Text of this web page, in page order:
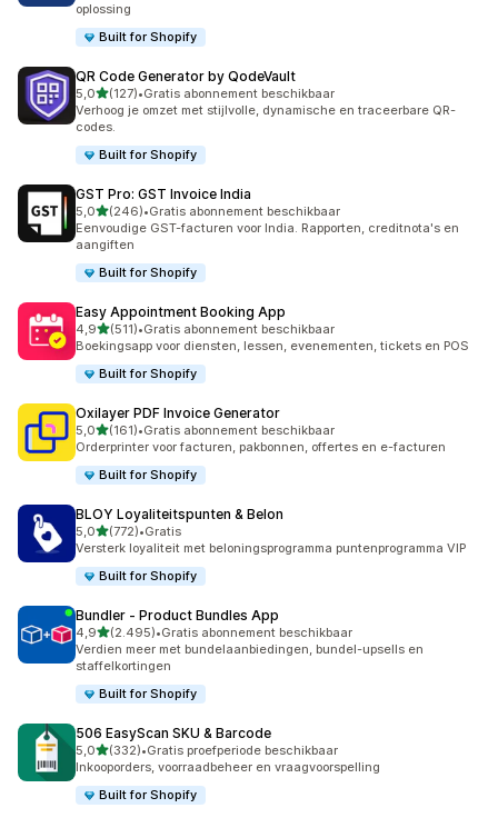
oplossing
Built for Shopify
QR Code Generator by QodeVault
5,0van 5 sterren
(127)
127 recensies in totaal
•Gratis abonnement beschikbaar
Verhoog je omzet met stijlvolle, dynamische en traceerbare QR-
codes.
Built for Shopify
GST Pro: GST Invoice India
5,0van 5 sterren
(246)
246 recensies in totaal
•Gratis abonnement beschikbaar
Eenvoudige GST-facturen voor India. Rapporten, creditnota's en
aangiften
Built for Shopify
Easy Appointment Booking App
4,9van 5 sterren
(511)
511 recensies in totaal
•Gratis abonnement beschikbaar
Boekingsapp voor diensten, lessen, evenementen, tickets en POS
Built for Shopify
Oxilayer PDF Invoice Generator
5,0van 5 sterren
(161)
161 recensies in totaal
•Gratis abonnement beschikbaar
Orderprinter voor facturen, pakbonnen, offertes en e-facturen
Built for Shopify
BLOY Loyaliteitspunten & Belon
5,0van 5 sterren
(772)
772 recensies in totaal
•Gratis
Versterk loyaliteit met beloningsprogramma puntenprogramma VIP
Built for Shopify
Bundler ‑ Product Bundles App
4,9van 5 sterren
(2.495)
2495 recensies in totaal
•Gratis abonnement beschikbaar
Verdien meer met bundelaanbiedingen, bundel-upsells en
staffelkortingen
Built for Shopify
506 EasyScan SKU & Barcode
5,0van 5 sterren
(332)
332 recensies in totaal
•Gratis proefperiode beschikbaar
Inkooporders, voorraadbeheer en vraagvoorspelling
Built for Shopify